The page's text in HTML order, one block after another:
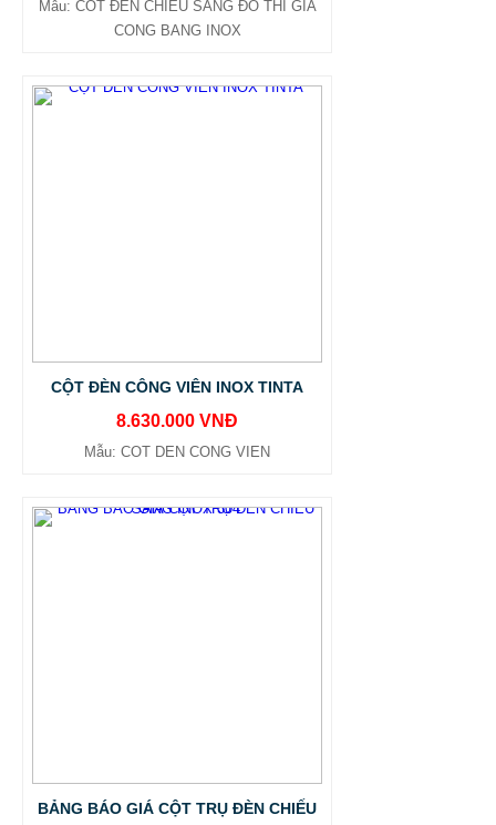
Mẫu: COT ĐEN CHIEU SANG ĐO THI GIA
CONG BANG INOX
CỘT ĐÈN CÔNG VIÊN INOX TINTA
8.630.000 VNĐ
Mẫu: COT DEN CONG VIEN
BẢNG BÁO GIÁ CỘT TRỤ ĐÈN CHIẾU